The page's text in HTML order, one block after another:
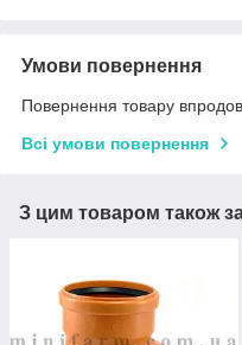
Умови повернення
Повернення товару
Всі умови повернення
З цим товаром також